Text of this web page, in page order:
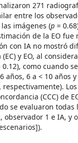
271
entre los
imágenes (p=
de la EO fue
con IA no mostró
y EO, al
0.12), como cuando
años, 6 a < 10 años
respectivamente).
(CCC) de
se evaluaron todas
observador 1 e IA, y